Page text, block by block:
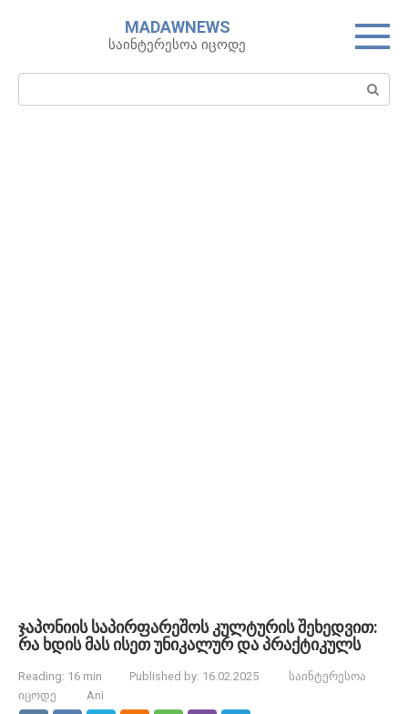
MADAWNEWS
საინტერესოა იცოდე
Search:
ჯაპონიის საპირფარეშოს კულტურის შეხედვით:
რა ხდის მას ისეთ უნიკალურ და პრაქტიკულს
Reading: 16 min Published by: 16.02.2025
საინტერესოა
იცოდე
Ani